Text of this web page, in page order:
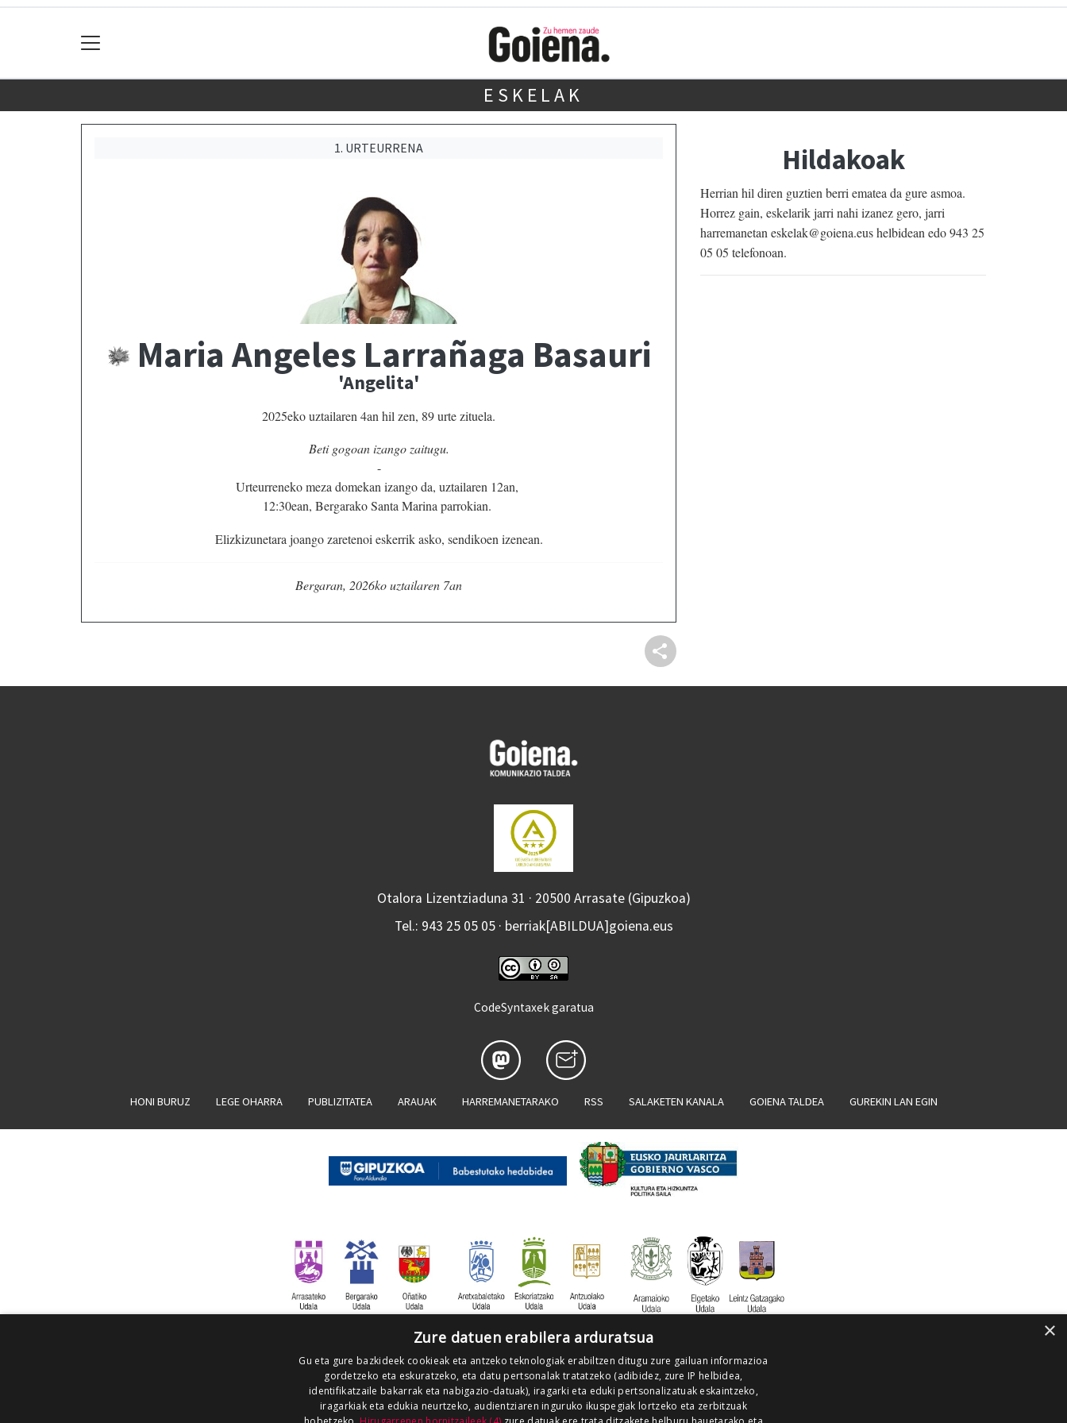
ESKELAK
1. URTEURRENA
Maria Angeles Larrañaga Basauri
'Angelita'
2025eko uztailaren 4an hil zen, 89 urte zituela.
Beti gogoan izango zaitugu.
-
Urteurreneko meza domekan izango da, uztailaren 12an,
12:30ean, Bergarako Santa Marina parrokian.
Elizkizunetara joango zaretenoi eskerrik asko, sendikoen izenean.
Bergaran, 2026ko uztailaren 7an
Hildakoak
Herrian hil diren guztien berri ematea da gure asmoa.
Horrez gain, eskelarik jarri nahi izanez gero, jarri
harremanetan eskelak@goiena.eus helbidean edo 943 25
05 05 telefonoan.
Otalora Lizentziaduna 31 · 20500 Arrasate (Gipuzkoa)
Tel.: 943 25 05 05 · berriak[ABILDUA]goiena.eus
CodeSyntaxek garatua
HONI BURUZ LEGE OHARRA PUBLIZITATEA ARAUAK HARREMANETARAKO RSS SALAKETEN KANALA GOIENA TALDEA GUREKIN LAN EGIN
×
Zure datuen erabilera arduratsua
Gu eta gure bazkideek cookieak eta antzeko teknologiak erabiltzen ditugu zure gailuan informazioa
gordetzeko eta eskuratzeko, eta datu pertsonalak tratatzeko (adibidez, zure IP helbidea,
identifikatzaile bakarrak eta nabigazio-datuak), iragarki eta eduki pertsonalizatuak eskaintzeko,
iragarkiak eta edukia neurtzeko, audientziaren inguruko ikuspegiak lortzeko eta zerbitzuak